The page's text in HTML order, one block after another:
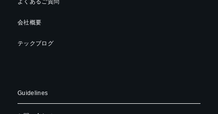
よくあるご質問
会社概要
テックブログ
Guidelines